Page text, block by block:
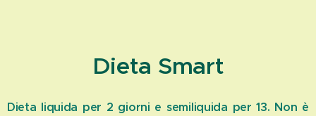
Dieta Smart
Dieta liquida per 2 giorni e semiliquida per 13. Non è